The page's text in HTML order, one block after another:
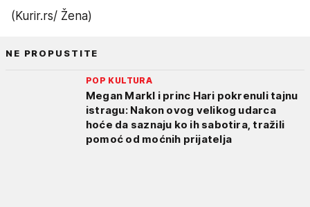
(Kurir.rs/ Žena)
NE PROPUSTITE
POP KULTURA
Megan Markl i princ Hari pokrenuli tajnu
istragu: Nakon ovog velikog udarca
hoće da saznaju ko ih sabotira, tražili
pomoć od moćnih prijatelja